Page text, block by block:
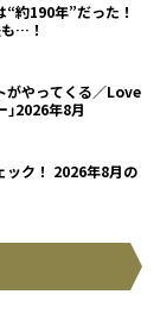
約190年”だった！
…！
がやってくる／Love
｣2026年8月
ック！ 2026年8月の